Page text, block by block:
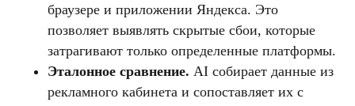
браузере и приложении Яндекса. Это
позволяет выявлять скрытые сбои, которые
затрагивают только определенные платформы.
Эталонное сравнение. AI собирает данные из
рекламного кабинета и сопоставляет их с